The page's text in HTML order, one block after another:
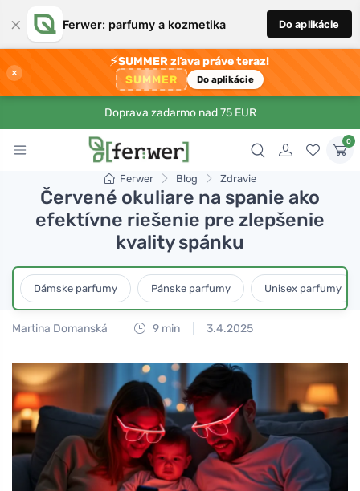
× Ferwer: parfumy a kozmetika Do aplikácie
×
⚡SUMMER zľava práve teraz!
SUMMER Do aplikácie
Doprava zadarmo nad 75 EUR
0
Ferwer Blog Zdravie
Červené okuliare na spanie ako
efektívne riešenie pre zlepšenie
kvality spánku
Dámske parfumy Pánske parfumy Unisex parfumy
Martina Domanská 9 min 3.4.2025